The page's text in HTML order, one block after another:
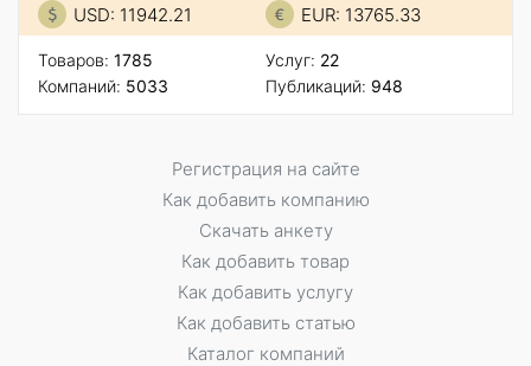
USD: 11942.21 EUR: 13765.33
Товаров: 1785
Компаний: 5033
Услуг: 22
Публикаций: 948
Регистрация на сайте
Как добавить компанию
Скачать анкету
Как добавить товар
Как добавить услугу
Как добавить статью
Каталог компаний